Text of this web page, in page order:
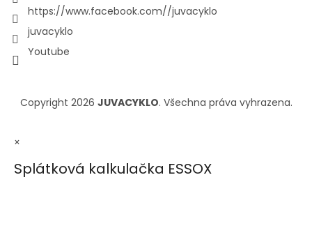
https://www.facebook.com//juvacyklo
juvacyklo
Youtube
Copyright 2026 JUVACYKLO. Všechna práva vyhrazena.
×
Splátková kalkulačka ESSOX